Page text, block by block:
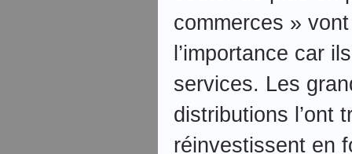
commerces »
l’importance car
services. Les
distributions l’ont
réinvestissent en